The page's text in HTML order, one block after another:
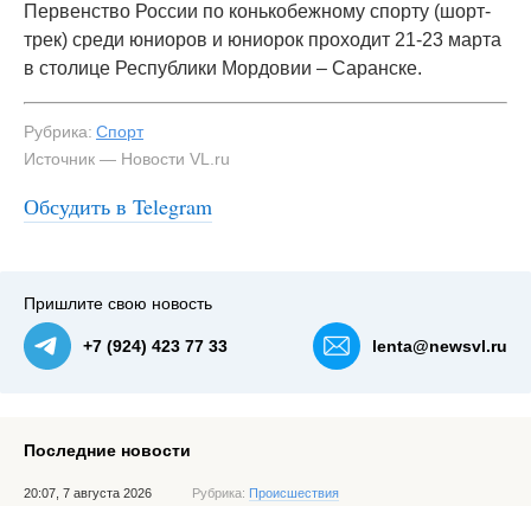
Первенство России по конькобежному спорту (шорт-
трек) среди юниоров и юниорок проходит 21-23 марта
в столице Республики Мордовии – Саранске.
Рубрика: Спорт
Источник — Новости VL.ru
Обсудить в Telegram
Пришлите свою новость
+7 (924) 423 77 33 lenta@newsvl.ru
Последние новости
20:07, 7 августа 2026 Рубрика: Происшествия